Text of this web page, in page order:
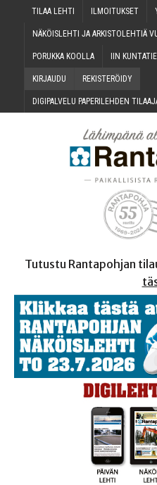
TILAA LEH­TI ILMOI­TUK­SET
NÄKÖIS­LEH­TI JA ARKIS­TO­LEH­TIÄ
PORUK­KA KOOLLA IIN
KIR­JAU­DU REKIS­TE­RÖI­DY
DIGI­PAL­VE­LU PAPE­RI­LEH­DEN
Tutustu Rantapohjan